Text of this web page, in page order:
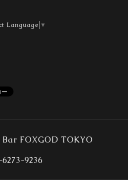
Language ▼
FOXGOD TOKYO
9236